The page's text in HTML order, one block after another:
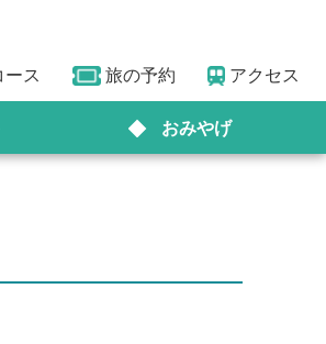
ース 旅の予約 アクセス
おみやげ